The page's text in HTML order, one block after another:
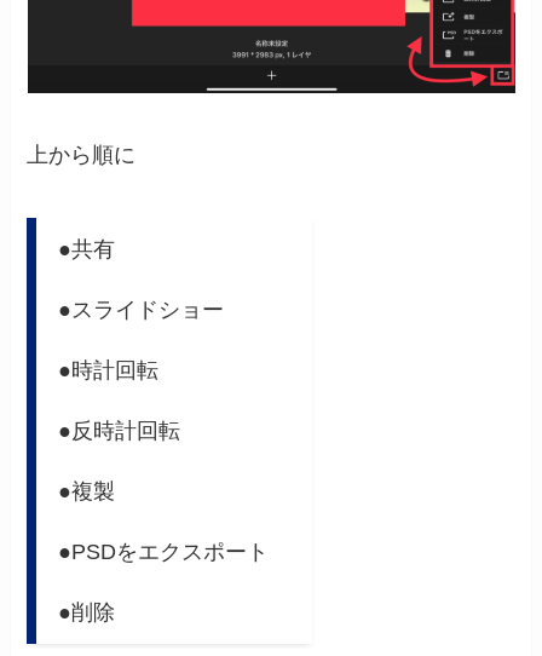
上から順に
●共有
●スライドショー
●時計回転
●反時計回転
●複製
●PSDをエクスポート
●削除